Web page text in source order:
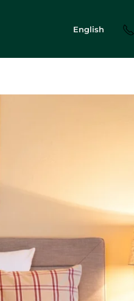
English